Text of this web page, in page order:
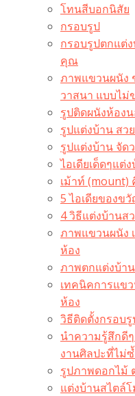
โทนสีบอกนิสัย
กรอบรูป
กรอบรูปตกแต่
คุณ
ภาพแขวนผนัง
วาสนา แบบไม่
รูปติดผนังห้อง
รูปแต่งบ้าน สว
รูปแต่งบ้าน จัด
ไอเดียเด็ดๆแต่
เม้าท์ (mount)
5 ไอเดียของข
4 วิธีแต่งบ้านส
ภาพแขวนผนัง
ห้อง
ภาพตกแต่งบ้า
เทคนิคการแข
ห้อง
วิธีติดตั้งกรอบ
นำความรู้สึกดี
งานศิลปะที่ไม่
รูปภาพดอกไม้
แต่งบ้านสไตล์โ